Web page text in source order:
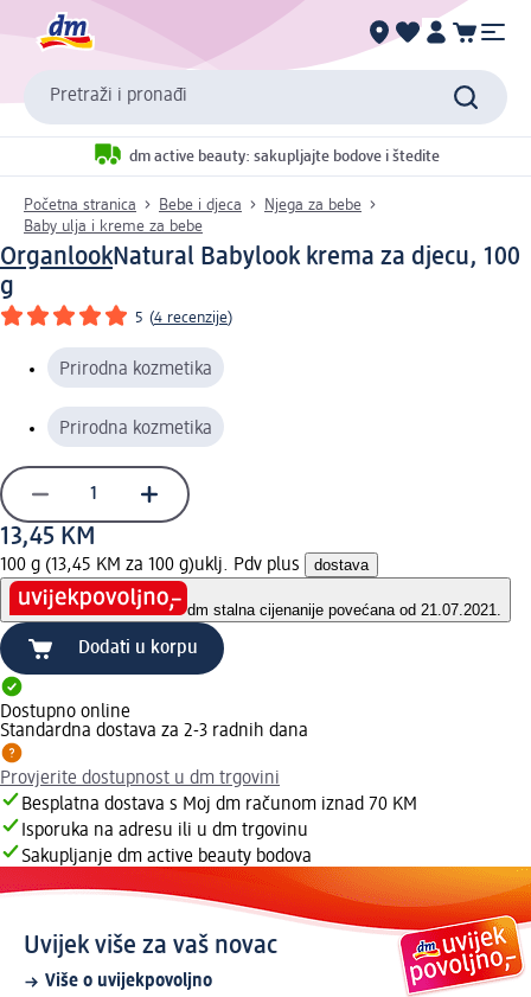
Pretraži i pronađi
dm active beauty: sakupljajte bodove i štedite
Početna stranica Bebe i djeca
Njega za bebe
Baby ulja i kreme za bebe
OrganlookNatural Babylook krema za djecu, 100
g
5 (4 recenzije)
Prirodna kozmetika
Prirodna kozmetika
13,45 KM
100 g (13,45 KM za 100 g)uklj. Pdv plus dostava
dm stalna cijenanije povećana od 21.07.2021.
Dodati u korpu
Dostupno online
Standardna dostava za 2-3 radnih dana
Provjerite dostupnost u dm trgovini
Besplatna dostava s Moj dm računom iznad 70 KM
Isporuka na adresu ili u dm trgovinu
Sakupljanje dm active beauty bodova
Uvijek više za vaš novac
Više o uvijekpovoljno